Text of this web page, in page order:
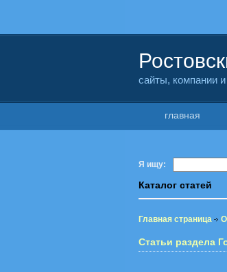
сайты, компании
главная
Я ищу:
Каталог статей
Главная страница
Статьи раздела